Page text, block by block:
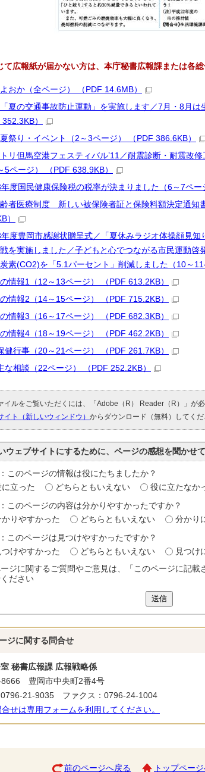
て広報紙が届かない方は、本庁秘書広報課または各
おか（全ページ） （PDF 14.6MB）
夏の交通事故防止運動」を実施します／7月・8月は
352.3KB）
祭り・イベント（2～3ページ） （PDF 386.6KB）
リ但馬空港フェスティバル’11／耐震診断・耐震改
5ページ） （PDF 638.9KB）
度国民健康保険税の税率が決まりました（6～7ペー
者医療制度 新しい被保険者証と保険料額決定通知
）
度豊岡市感謝状贈呈式／「夏休みラジオ体操顔見
を実施しました／子どもと心でつながる市民運動啓
素(CO2)を「5.1パーセント」削減しました（10～11
情報1（12～13ページ） （PDF 613.2KB）
情報2（14～15ページ） （PDF 715.2KB）
情報3（16～17ページ） （PDF 682.3KB）
情報4（18～19ページ） （PDF 462.2KB）
健行事（20～21ページ） （PDF 261.7KB）
な相談（22ページ） （PDF 252.2KB）
イルをご覧いただくには、「Adobe（R） Reader（R）」が
イト（新しいウィンドウ） からダウンロード（無料）してくだ
ウェブサイトにするために、ページの感想を聞かせて
このページの情報は役にたちましたか？
に立った
どちらともいえない 役に立たなか
このページの内容は分かりやすかったですか？
かりやすかった
どちらともいえない 分かり
このページは見つけやすかったですか？
つけやすかった
どちらともいえない
見つけ
ジに関するご質問やご意見は、「このページに記
ださい
送信
ジに関する 問合せ
秘書広報課 広報戦略係
8666 豊岡市中央町2番4号
0796-21-9035 ファクス：0796-24-1004
合せは専用フォームを利用してください。
前のページへ戻る トップペー